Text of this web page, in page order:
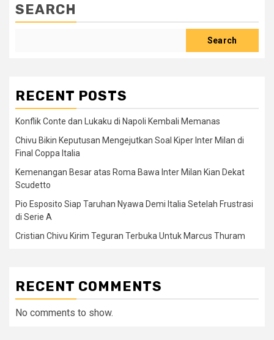
SEARCH
Search
RECENT POSTS
Konflik Conte dan Lukaku di Napoli Kembali Memanas
Chivu Bikin Keputusan Mengejutkan Soal Kiper Inter Milan di
Final Coppa Italia
Kemenangan Besar atas Roma Bawa Inter Milan Kian Dekat
Scudetto
Pio Esposito Siap Taruhan Nyawa Demi Italia Setelah Frustrasi
di Serie A
Cristian Chivu Kirim Teguran Terbuka Untuk Marcus Thuram
RECENT COMMENTS
No comments to show.